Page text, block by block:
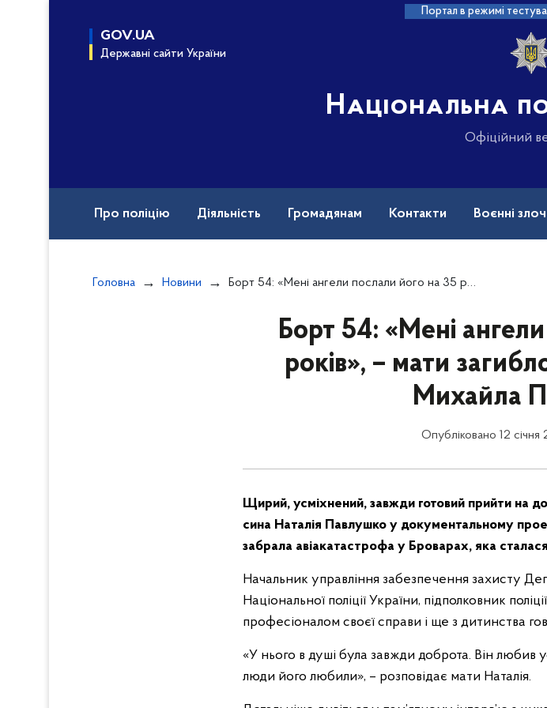
Портал в режимі
GOV.UA
Державні сайти України
Національна
Офіційний
Про поліцію Діяльність Громадянам Контакти Воєнні
Головна Новини Борт 54: «Мені ангели послали його на 35 років», – мати загиблого в авіакатастрофі Михайла Павлушка
Борт 54: «Мені
років», – мати
Михайла
Опубліковано 12
Щирий, усміхнений, завжди готовий прийти на
сина Наталія Павлушко у документальному
забрала авіакатастрофа у Броварах, яка
Начальник управління забезпечення захисту
Національної поліції України, підполковник
професіоналом своєї справи і ще з дитинства
«У нього в душі була завжди доброта. Він любив
люди його любили», – розповідає мати Наталія.